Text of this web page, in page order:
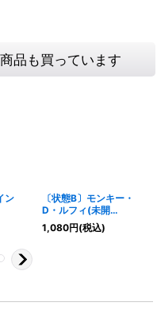
品も買っています
ン
】
〔状態B〕モンキー・
D・ルフィ(未開
封/illust:DAI-XT.)【L】
{ST13-003}
1,080円(税込)